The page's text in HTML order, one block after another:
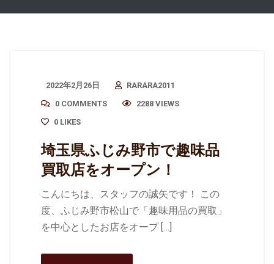
2022年2月26日
RARARA2011
0 COMMENTS
2288 VIEWS
0 LIKES
埼玉県ふじみ野市で趣味品
買取店をオープン！
こんにちは、スタッフの誠矢です！ この
度、ふじみ野市松山で「趣味用品の買取」
を中心としたお店をオープ […]